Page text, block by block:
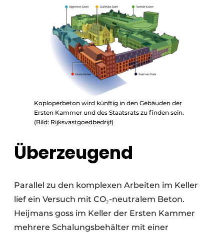
Koploperbeton wird künftig in den Gebäuden der
Ersten Kammer und des Staatsrats zu finden sein.
(Bild: Rijksvastgoedbedrijf)
Überzeugend
Parallel zu den komplexen Arbeiten im Keller
lief ein Versuch mit CO₂-neutralem Beton.
Heijmans goss im Keller der Ersten Kammer
mehrere Schalungsbehälter mit einer